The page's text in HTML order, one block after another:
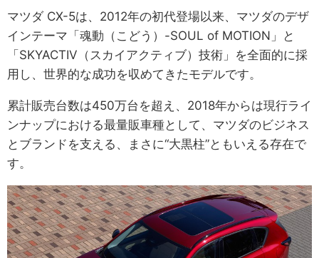
マツダ CX-5は、2012年の初代登場以来、マツダのデザ
インテーマ「魂動（こどう）-SOUL of MOTION」と
「SKYACTIV（スカイアクティブ）技術」を全面的に採
用し、世界的な成功を収めてきたモデルです。
累計販売台数は450万台を超え、2018年からは現行ライ
ンナップにおける最量販車種として、マツダのビジネス
とブランドを支える、まさに“大黒柱”ともいえる存在で
す。